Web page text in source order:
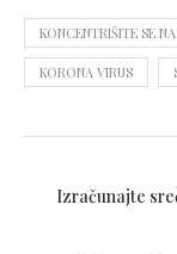
KONCENTRIŠITE SE
KORONA VIRUS
Izračunajte